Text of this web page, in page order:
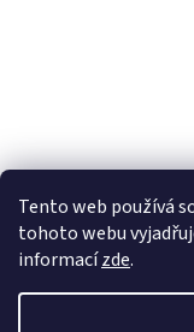
Tento web používá
tohoto webu
informacízde.